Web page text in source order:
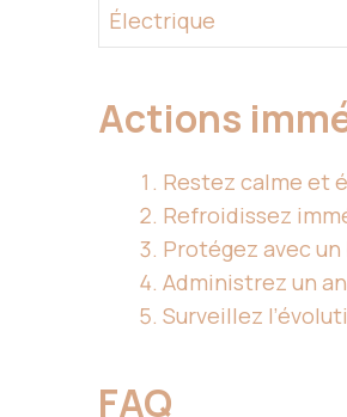
Électrique
Actions
Restez calme et
Refroidissez
Protégez avec
Administrez un
Surveillez
FAQ